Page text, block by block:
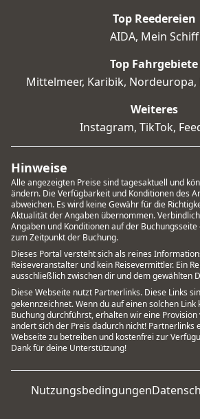
Top Reedereien
AIDA, Mein Schiff
Top Fahrgebiete
Mittelmeer, Karibik, Nordeuropa,
Weiteres
Instagram, TikTok,
Hinweise
Alle angezeigten Preise sind tagesaktuell und
ändern. Die Verfügbarkeit und Konditionen des
abweichen. Es wird keine Gewähr für die
Aktualität der Angaben übernommen.
Angaben und Konditionen auf der
zum Zeitpunkt der Buchung.
Dieses Portal versteht sich als reines
Reiseveranstalter und kein Reisevermittler. Ein
ausschließlich zwischen dir und dem gewählten
Diese Webseite nutzt Partnerlinks. Diese Links
gekennzeichnet. Wenn du auf einen solchen
Buchung durchführst, erhalten wir eine Provision
ändert sich der Preis dadurch nicht! Partnerlinks
Webseite zu betreiben und kostenfrei zur
Dank für deine Unterstützung!
Nutzungsbedingungen